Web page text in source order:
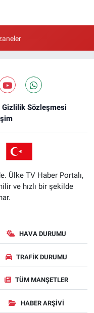
Gizlilik Sözleşmesi
Ülke TV Haber Portalı,
ve hızlı bir şekilde
HAVA DURUMU
TRAFIK DURUMU
TÜM MANŞETLER
HABER ARŞIVI